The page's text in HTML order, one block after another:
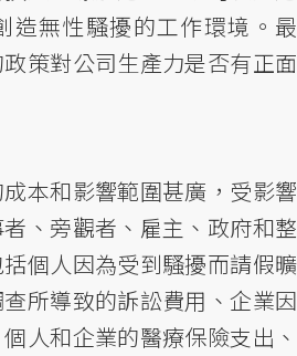
造無性騷擾的工作環境。最
策對公司生產力是否有正面
本和影響範圍甚廣，受影響
、旁觀者、雇主、政府和整
個人因為受到騷擾而請假曠
所導致的訴訟費用、企業因
人和企業的醫療保險支出、